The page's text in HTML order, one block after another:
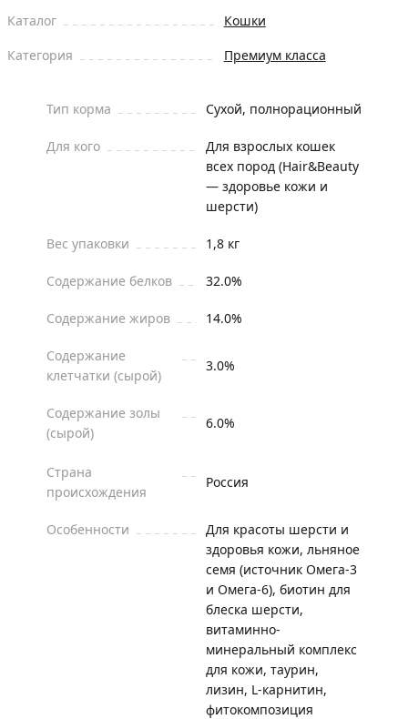
Каталог
Кошки
Категория
Премиум класса
Тип корма Сухой, полнорационный
Для кого
Для взрослых кошек
всех пород (Hair&Beauty
— здоровье кожи и
шерсти)
Вес упаковки 1,8 кг
Содержание белков 32.0%
Содержание жиров 14.0%
Содержание
клетчатки (сырой)
3.0%
Содержание золы
(сырой)
6.0%
Страна
происхождения
Россия
Особенности
Для красоты шерсти и
здоровья кожи, льняное
семя (источник Омега-3
и Омега-6), биотин для
блеска шерсти,
витаминно-
минеральный комплекс
для кожи, таурин,
лизин, L-карнитин,
фитокомпозиция